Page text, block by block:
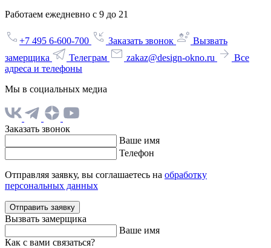
Работаем ежедневно с 9 до 21
+7 495 6-600-700 Заказать звонок
Вызвать
замерщика
Телеграм zakaz@design-okno.ru
Все
адреса и телефоны
Мы в социальных медиа
Заказать звонок
Ваше имя
Телефон
Отправляя заявку, вы соглашаетесь на обработку
персональных данных
Отправить заявку
Вызвать замерщика
Ваше имя
Как с вами связаться?